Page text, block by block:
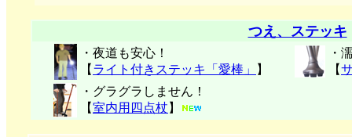
つえ、ステッキ
・夜道も安心！
【 ライト付きステッキ「愛棒」 】
・
【
・グラグラしません！
【室内用四点杖 】